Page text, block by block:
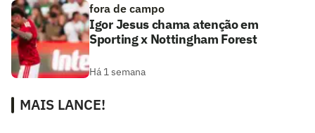
fora de campo
Igor Jesus chama atenção em
Sporting x Nottingham Forest
Há 1 semana
MAIS LANCE!